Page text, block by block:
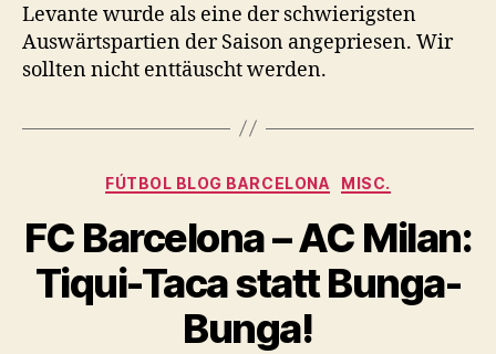
Levante wurde als eine der schwierigsten
Auswärtspartien der Saison angepriesen. Wir
sollten nicht enttäuscht werden.
Kategorien
FÚTBOL BLOG BARCELONA MISC.
FC Barcelona – AC Milan:
Tiqui-Taca statt Bunga-
Bunga!